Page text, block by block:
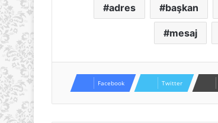
adres başkan
mesaj
Facebook Twitter